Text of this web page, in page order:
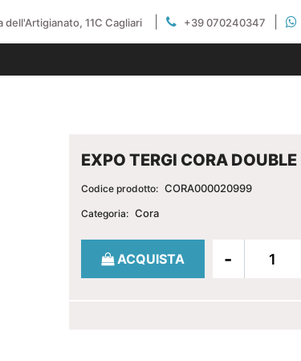
dell'Artigianato, 11C Cagliari +39 070240347
EXPO TERGI CORA
Codice prodotto: CORA000020999
Categoria: Cora
Quantità
ACQUISTA